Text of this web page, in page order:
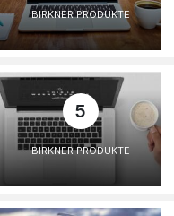
BIRKNER PRODUKTE
5
BIRKNER PRODUKTE